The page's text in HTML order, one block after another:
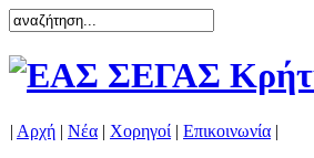
| Αρχή | Νέα | Χορηγοί | Επικοινωνία |